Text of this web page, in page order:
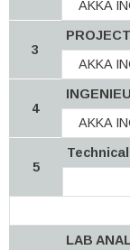
AKKA
3
AKKA
4
AKKA
5
LAB